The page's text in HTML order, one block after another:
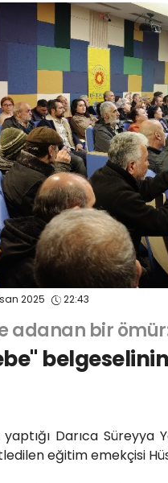
2025 22:43
adanan bir
Darıca
eğitim emekçisi